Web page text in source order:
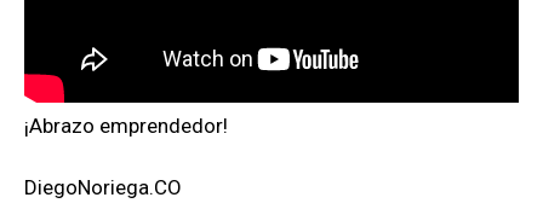
¡Abrazo emprendedor!
DiegoNoriega.CO